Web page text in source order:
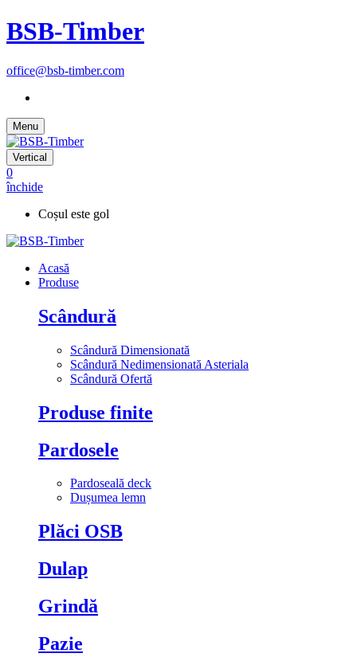
BSB-Timber
office@bsb-timber.com
Menu
Vertical
0
închide
Coșul este gol
Acasă
Produse
Scândură
Scândură Dimensionată
Scândură Nedimensionată Asteriala
Scândură Ofertă
Produse finite
Pardosele
Pardoseală deck
Dușumea lemn
Plăci OSB
Dulap
Grindă
Pazie